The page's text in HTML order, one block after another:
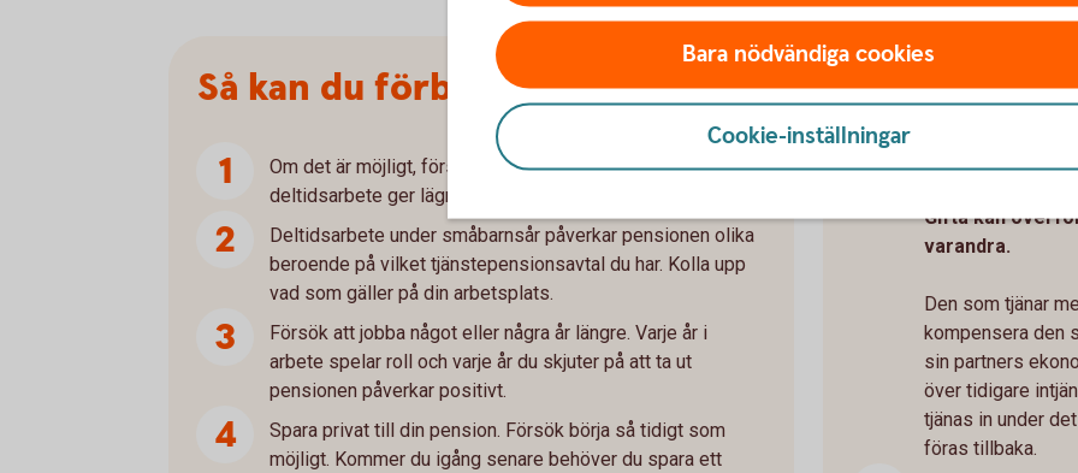
Så kan du förbättra pensionen:
Om det är möjligt, försök att jobba heltid, längre perioder av
deltidsarbete ger lägre pension.
Deltidsarbete under småbarnsår påverkar pensionen olika
beroende på vilket tjänstepensionsavtal du har. Kolla upp
vad som gäller på din arbetsplats.
Försök att jobba något eller några år längre. Varje år i
arbete spelar roll och varje år du skjuter på att ta ut
pensionen påverkar positivt.
Spara privat till din pension. Försök börja så tidigt som
möjligt. Kommer du igång senare behöver du spara ett
Så kan du
Om ni är
Gifta kan
varandra.
Den som tjänar
kompensera den
sin partners
över tidigare
tjänas in under
föras tillbaka.
Bara nödvändiga cookies
Cookie-inställningar